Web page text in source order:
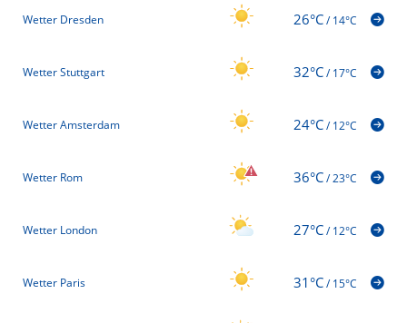
Wetter Dresden 26°C/14°C
Wetter Stuttgart 32°C/17°C
Wetter Amsterdam 24°C/12°C
Wetter Rom 36°C/23°C
Wetter London 27°C/12°C
Wetter Paris 31°C/15°C